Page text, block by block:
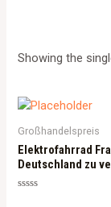
Showing the
Großhandelspreis
Elektrofahrrad
Deutschland zu